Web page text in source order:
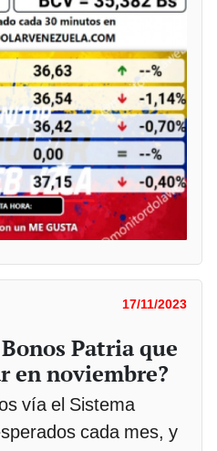
17/11/2023
Patria que
en noviembre?
vía el Sistema
cada mes, y